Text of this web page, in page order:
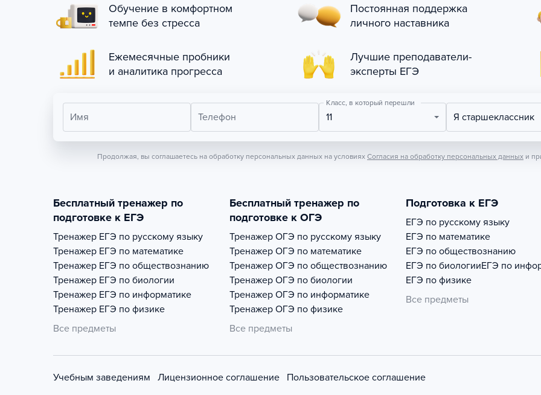
Обучение в комфортном
темпе без стресса
Постоянная поддержка
личного наставника
Ежемесячные пробники
и аналитика прогресса
Лучшие преподаватели-
эксперты ЕГЭ
Имя Телефон
Класс, в который перешли
11 Я старшеклассник
Продолжая, вы соглашаетесь на обработку персональных данных на условиях Согласия на обработку персональных данных и
Бесплатный тренажер по
подготовке к ЕГЭ
Тренажер ЕГЭ по русскому языку
Тренажер ЕГЭ по математике
Тренажер ЕГЭ по обществознанию
Тренажер ЕГЭ по биологии
Тренажер ЕГЭ по информатике
Тренажер ЕГЭ по физике
Все предметы
Бесплатный тренажер по
подготовке к ОГЭ
Тренажер ОГЭ по русскому языку
Тренажер ОГЭ по математике
Тренажер ОГЭ по обществознанию
Тренажер ОГЭ по биологии
Тренажер ОГЭ по информатике
Тренажер ОГЭ по физике
Все предметы
Подготовка к ЕГЭ
ЕГЭ по русскому языку
ЕГЭ по математике
ЕГЭ по обществознанию
ЕГЭ по биологииЕГЭ по
ЕГЭ по физике
Все предметы
Учебным заведениям Лицензионное соглашение Пользовательское соглашение